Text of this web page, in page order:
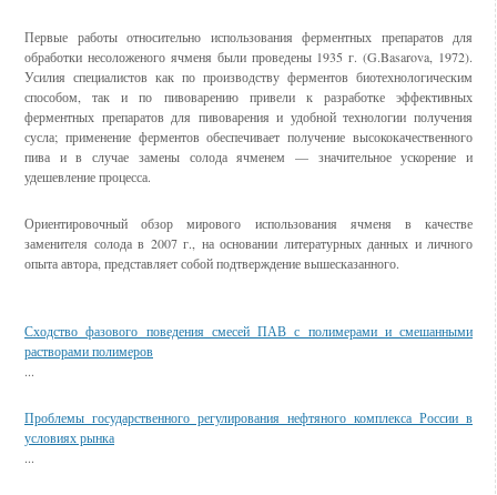
Первые работы относительно использования ферментных препаратов для
обработки несоложеного ячменя были проведены 1935 г. (G.Basarova, 1972).
Усилия специалистов как по производству ферментов биотехнологическим
способом, так и по пивоварению привели к разработке эффективных
ферментных препаратов для пивоварения и удобной технологии получения
сусла; применение ферментов обеспечивает получение высококачественного
пива и в случае замены солода ячменем — значительное ускорение и
удешевление процесса.
Ориентировочный обзор мирового использования ячменя в качестве
заменителя солода в 2007 г., на основании литературных данных и личного
опыта автора, представляет собой подтверждение вышесказанного.
Сходство фазового поведения смесей ПАВ с полимерами и смешанными
растворами полимеров
...
Проблемы государственного регулирования нефтяного комплекса России в
условиях рынка
...